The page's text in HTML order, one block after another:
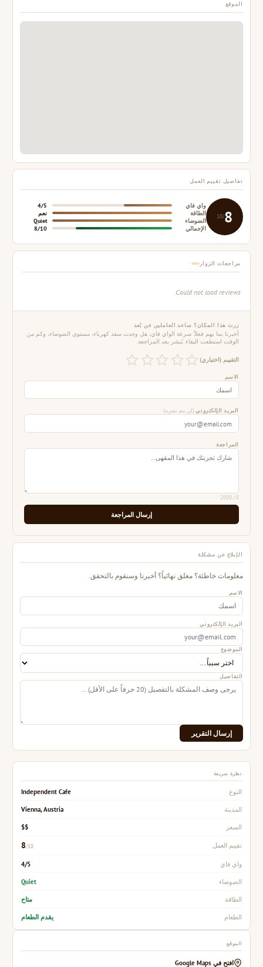
الموقع
تفاصيل تقييم العمل
8
/10
واي فاي
4/5
الطاقة
نعم
الضوضاء
Quiet
الإجمالي
8/10
مراجعات الزوار
Could not load reviews.
زرت هذا المكان؟ ساعد العاملين عن بُعد
أخبرنا بما يهم فعلاً: سرعة الواي فاي، هل وجدت منفذ كهرباء، مستوى الضوضاء، وكم من
الوقت استطعت البقاء. يُنشر بعد المراجعة.
التقييم (اختياري)
الاسم
البريد الإلكتروني (لن يتم نشره)
المراجعة
0
/ 2000
إرسال المراجعة
الإبلاغ عن مشكلة
معلومات خاطئة؟ مغلق نهائياً؟ أخبرنا وسنقوم بالتحقق.
الاسم
البريد الإلكتروني
الموضوع
التفاصيل
إرسال التقرير
نظرة سريعة
النوع Independent Cafe
المدينة Vienna, Austria
السعر $$
تقييم العمل 8/10
واي فاي 4/5
الضوضاء Quiet
الطاقة متاح
الطعام يقدم الطعام
الموقع
افتح في Google Maps